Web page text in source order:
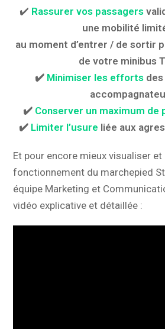
✔️ Rassurer vos passagers
une mobilité
au moment d’entrer / de sortir
de votre minibus
✔️ Minimiser les effortsdes
✔️ Conserver un maximum de
✔️ Limiter l’usure liée aux
Et pour encore mieux visualiser
fonctionnement du marchepied
équipe Marketing et
vidéo explicative et détaillée :